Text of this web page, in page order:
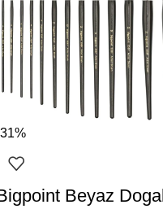
Beyaz Dogal